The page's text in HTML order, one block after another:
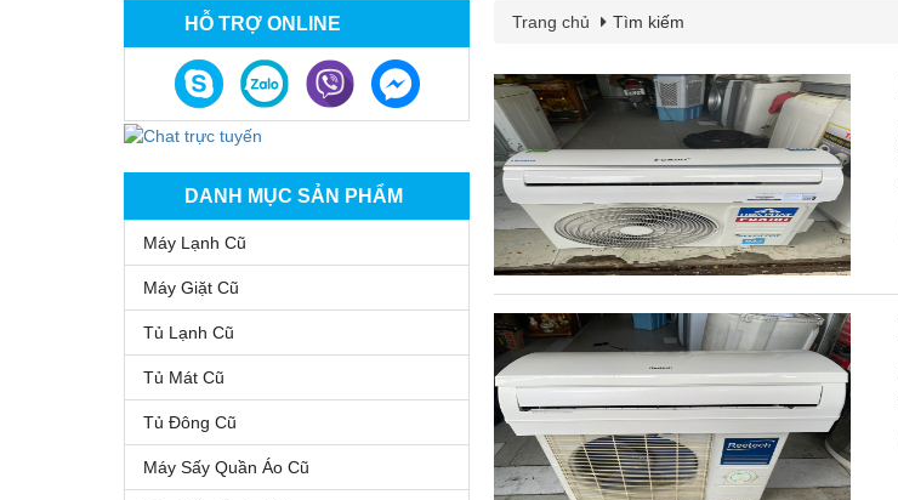
HỖ TRỢ ONLINE
DANH MỤC SẢN PHẨM
Máy Lạnh Cũ
Máy Giặt Cũ
Tủ Lạnh Cũ
Tủ Mát Cũ
Tủ Đông Cũ
Máy Sấy Quần Áo Cũ
Trang chủ Tìm kiếm